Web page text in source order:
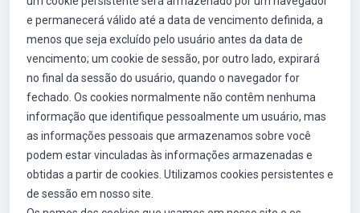
e permanecerá válido até a data de vencimento definida, a
menos que seja excluído pelo usuário antes da data de
vencimento; um cookie de sessão, por outro lado, expirará
no final da sessão do usuário, quando o navegador for
fechado. Os cookies normalmente não contêm nenhuma
informação que identifique pessoalmente um usuário, mas
as informações pessoais que armazenamos sobre você
podem estar vinculadas às informações armazenadas e
obtidas a partir de cookies. Utilizamos cookies persistentes e
de sessão em nosso site.